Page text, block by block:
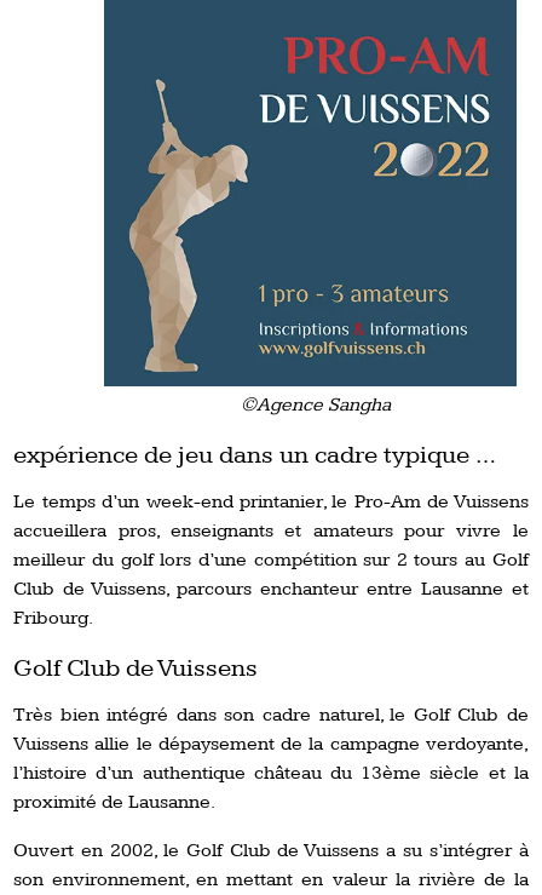
©Agence Sangha
expérience de jeu dans un cadre typique …
Le temps d’un week-end printanier, le Pro-Am de Vuissens
accueillera pros, enseignants et amateurs pour vivre le
meilleur du golf lors d’une compétition sur 2 tours au Golf
Club de Vuissens, parcours enchanteur entre Lausanne et
Fribourg.
Golf Club de Vuissens
Très bien intégré dans son cadre naturel, le Golf Club de
Vuissens allie le dépaysement de la campagne verdoyante,
l’histoire d’un authentique château du 13ème siècle et la
proximité de Lausanne.
Ouvert en 2002, le Golf Club de Vuissens a su s’intégrer à
son environnement, en mettant en valeur la rivière de la